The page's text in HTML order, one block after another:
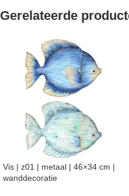
Gerelateerde
Vis | z01 | metaal | 46×34 cm |
wanddecoratie